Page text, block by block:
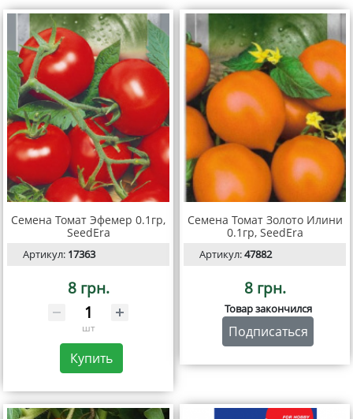
Семена Томат Эфемер 0.1гр,
SeedEra
Артикул: 17363
8 грн.
шт
Купить
Семена Томат Золото Илини
0.1гр, SeedEra
Артикул:47882
8 грн.
Товар закончился
Подписаться